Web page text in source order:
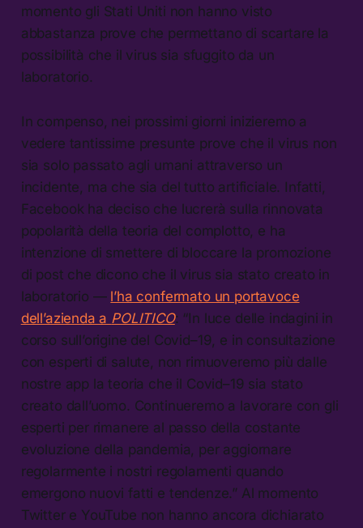
momento gli Stati Uniti non hanno visto
abbastanza prove che permettano di scartare la
possibilità che il virus sia sfuggito da un
laboratorio.
In compenso, nei prossimi giorni inizieremo a
vedere tantissime presunte prove che il virus non
sia solo passato agli umani attraverso un
incidente, ma che sia del tutto artificiale. Infatti,
Facebook ha deciso che lucrerà sulla rinnovata
popolarità della teoria del complotto, e ha
intenzione di smettere di bloccare la promozione
di post che dicono che il virus sia stato creato in
laboratorio — l’ha confermato un portavoce
dell’azienda a POLITICO: “In luce delle indagini in
corso sull’origine del Covid–19, e in consultazione
con esperti di salute, non rimuoveremo più dalle
nostre app la teoria che il Covid–19 sia stato
creato dall’uomo. Continueremo a lavorare con gli
esperti per rimanere al passo della costante
evoluzione della pandemia, per aggiornare
regolarmente i nostri regolamenti quando
emergono nuovi fatti e tendenze.” Al momento
Twitter e YouTube non hanno ancora dichiarato